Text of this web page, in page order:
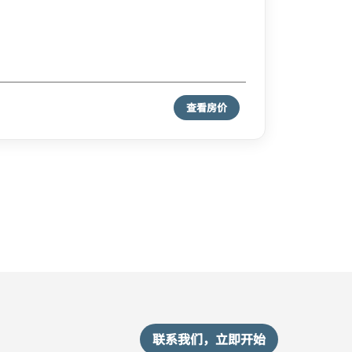
查看房价
联系我们，立即开始